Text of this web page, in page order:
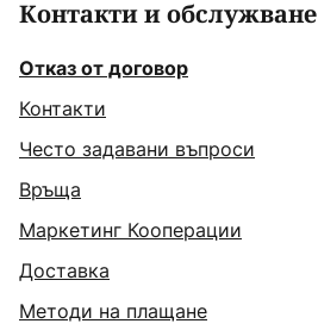
Контакти и обслужване
Отказ от договор
Контакти
Често задавани въпроси
Връща
Маркетинг Кооперации
Доставка
Методи на плащане